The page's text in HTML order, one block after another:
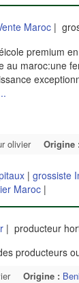
Maroc|
premium
au maroc:une
olivier Origine
| grossiste
Maroc|
| producteur
producteurs
Origine :